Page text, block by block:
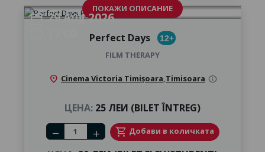
calendar_month29 Aug 2026
ПОКАЖИ ОПИСАНИЕ
Perfect Days 12+
FILM THERAPY
location_on Cinema Victoria Timișoara,Timisoara info
ЦЕНА: 25 ЛЕИ (BILET ÎNTREG)
Number of tickets
remove add shopping_cart Добави в количката